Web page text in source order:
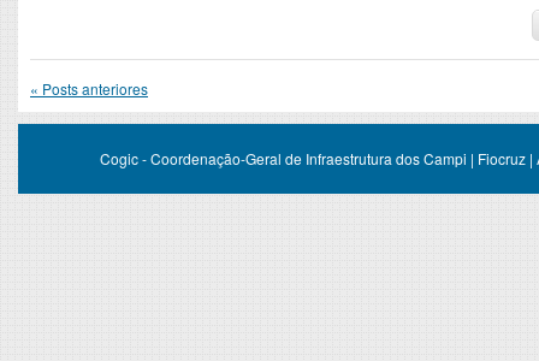
« Posts anteriores
Cogic - Coordenação-Geral de Infraestrutura dos Campi | Fiocruz